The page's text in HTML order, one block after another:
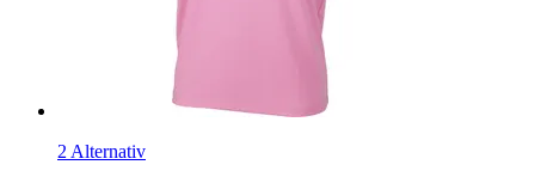
2 Alternativ